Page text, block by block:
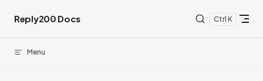
Skip to content
Reply200 Docs K
Menu